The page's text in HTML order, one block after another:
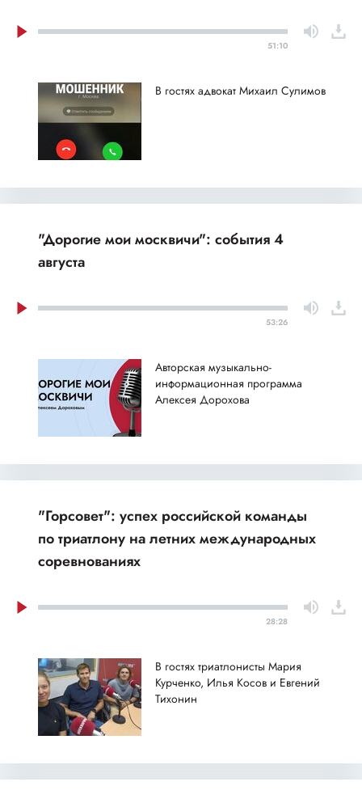
51:10
В гостях адвокат Михаил Сулимов
"Дорогие мои москвичи": события 4
августа
53:26
Авторская музыкально-
информационная программа
Алексея Дорохова
"Горсовет": успех российской команды
по триатлону на летних международных
соревнованиях
28:28
В гостях триатлонисты Мария
Курченко, Илья Косов и Евгений
Тихонин